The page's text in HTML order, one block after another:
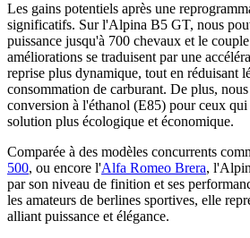
Les gains potentiels après une
significatifs. Sur l'Alpina B5 GT, nous
puissance jusqu'à 700 chevaux et le
améliorations se traduisent par une
reprise plus dynamique, tout en réduisant
consommation de carburant. De plus,
conversion à l'éthanol (E85) pour ceux qui
solution plus écologique et économique.
Comparée à des modèles concurrents
500, ou encore l'Alfa Romeo Brera,
par son niveau de finition et ses
les amateurs de berlines sportives, elle
alliant puissance et élégance.